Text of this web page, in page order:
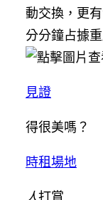
動交換，更
分分鐘占據
見證
得很美嗎？
時租場地
人打賞